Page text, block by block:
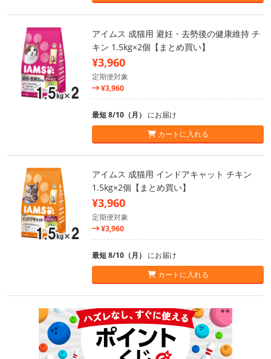
アイムス 成猫用 避妊・去勢後の健康維持 チ
キン 1.5kg×2個【まとめ買い】
¥3,960
定期便対象
¥3,960
最短 8/10（月） にお届け
カートに入れる
アイムス 成猫用 インドアキャット チキン
1.5kg×2個【まとめ買い】
¥3,960
定期便対象
¥3,960
最短 8/10（月） にお届け
カートに入れる